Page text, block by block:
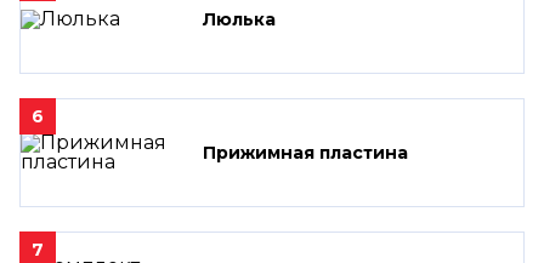
Люлька
6
Прижимная пластина
7